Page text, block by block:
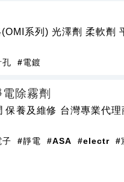
系列) 光澤劑 柔軟劑
孔 #電鍍
除霧劑
養及維修 台灣專業代
子 #靜電 #ASA #electr #